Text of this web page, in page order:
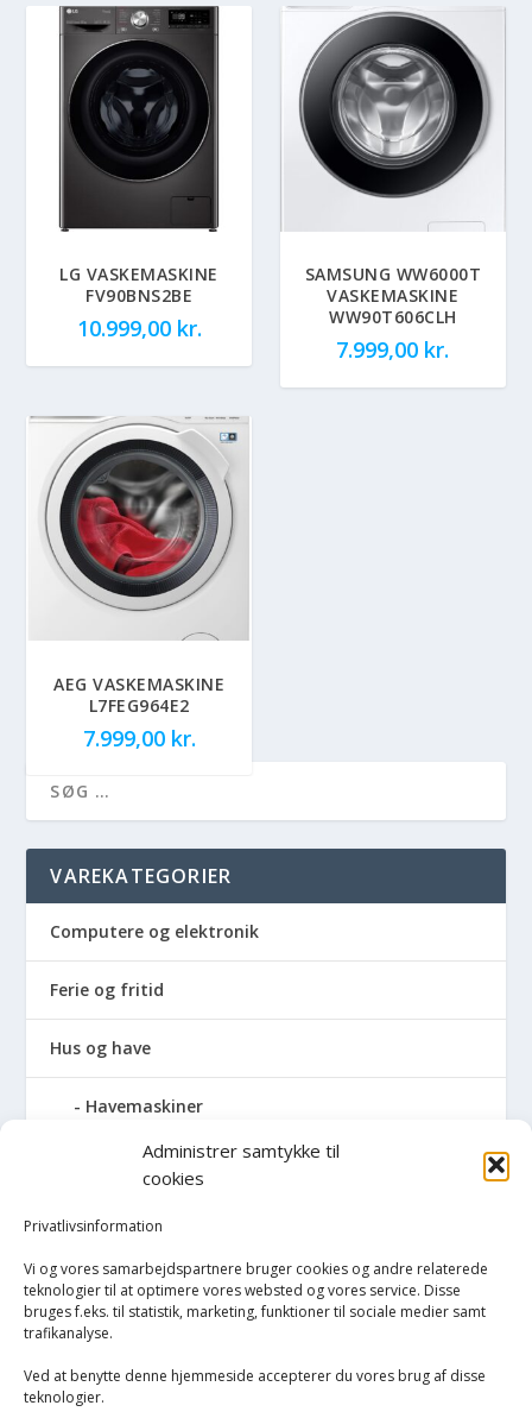
Administrer samtykke til
cookies
Privatlivsinformation
Vi og vores samarbejdspartnere bruger cookies og andre relaterede
teknologier til at optimere vores websted og vores service. Disse
bruges f.eks. til statistik, marketing, funktioner til sociale medier samt
trafikanalyse.
Ved at benytte denne hjemmeside accepterer du vores brug af disse
teknologier.
LG VASKEMASKINE
FV90BNS2BE
10.999,00 kr.
SAMSUNG WW6000T
VASKEMASKINE
WW90T606CLH
7.999,00 kr.
AEG VASKEMASKINE
L7FEG964E2
7.999,00 kr.
VAREKATEGORIER
Computere og elektronik
Ferie og fritid
Hus og have
Havemaskiner
Hvidevarer
Køkken
Opvarmning
Rengøring